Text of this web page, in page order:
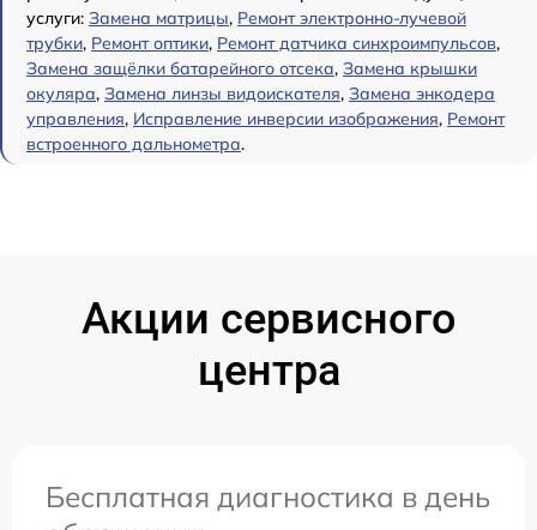
услуги: Замена матрицы, Ремонт электронно-лучевой
трубки, Ремонт оптики, Ремонт датчика синхроимпульсов,
Замена защёлки батарейного отсека, Замена крышки
окуляра, Замена линзы видоискателя, Замена энкодера
управления, Исправление инверсии изображения, Ремонт
встроенного дальнометра.
Акции сервисного
центра
Бесплатная диагностика в день